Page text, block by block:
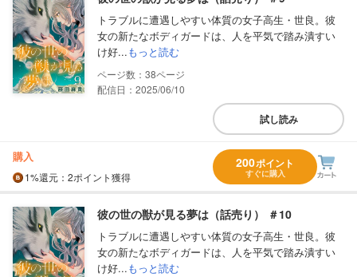
トラブルに遭遇しやすい体質の女子高生・世良。彼
女の新たなボディガードは、人を平気で踏み潰すい
け好...もっと読む
38
配信日：2025/06/10
試し読み
購入
1%還元 ：2ポイント獲得
200ポイント
すぐに購入
彼の世の獣が見る夢は（話売り） ＃10
トラブルに遭遇しやすい体質の女子高生・世良。彼
女の新たなボディガードは、人を平気で踏み潰すい
け好...もっと読む